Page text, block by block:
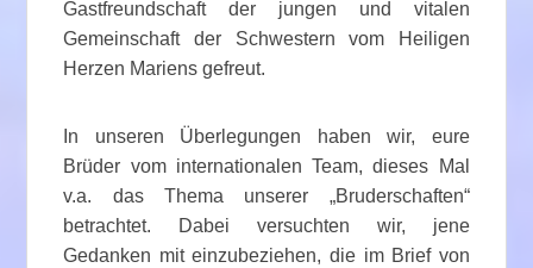
Gastfreundschaft der jungen und vitalen
Gemeinschaft der Schwestern vom Heiligen
Herzen Mariens gefreut.
In unseren Überlegungen haben wir, eure
Brüder vom internationalen Team, dieses Mal
v.a. das Thema unserer „Bruderschaften“
betrachtet. Dabei versuchten wir, jene
Gedanken mit einzubeziehen, die im Brief von